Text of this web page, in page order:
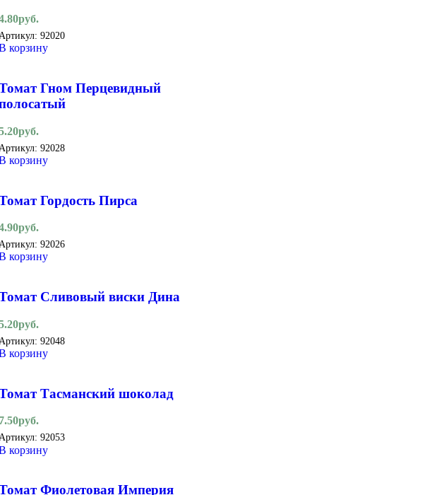
руб.
92020
корзину
Гном Перцевидный
руб.
92028
корзину
Гордость Пирса
руб.
92026
корзину
Сливовый виски Дина
руб.
92048
корзину
Тасманский шоколад
руб.
92053
корзину
Фиолетовая Империя